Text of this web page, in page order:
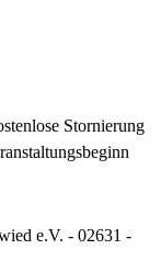
Stornierung
e.V. - 02631 -